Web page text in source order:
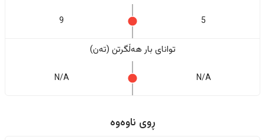
5
9
تواناى بار هەڵگرتن (تەن)
N/A
N/A
ڕوی ناوەوە